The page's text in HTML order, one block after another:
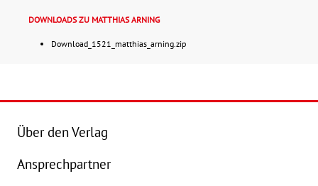
DOWNLOADS ZU MATTHIAS ARNING
Download_1521_matthias_arning.zip
Über den Verlag
Ansprechpartner